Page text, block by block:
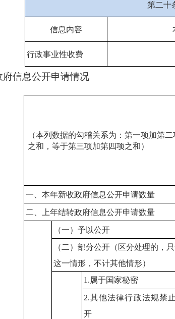
第二十
信息内容
行政事业性收费
信息公开申请情况
（本列数据的勾稽关系为：第一项加第二
之和，等于第三项加第四项之和）
一、本年新收政府信息公开申请数量
二、上年结转政府信息公开申请数量
（一）予以公开
（二）部分公开（区分处理的，
这一情形，不计其他情形）
1.属于国家秘密
2.其他法律行政法规禁
开